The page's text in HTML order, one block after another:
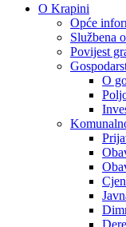
O Krapini
Opće
Službena
Povijest
O